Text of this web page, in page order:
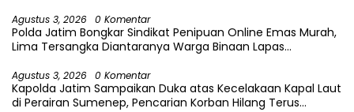
Agustus 3, 2026 0 Komentar
Polda Jatim Bongkar Sindikat Penipuan Online Emas Murah,
Lima Tersangka Diantaranya Warga Binaan Lapas
Agustus 3, 2026 0 Komentar
Kapolda Jatim Sampaikan Duka atas Kecelakaan Kapal Laut
di Perairan Sumenep, Pencarian Korban Hilang Terus